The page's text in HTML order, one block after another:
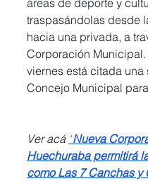
áreas de deporte y
traspasándolas desde
hacia una privada, a
Corporación
viernes está citada
Concejo Municipal
Ver acá “Nueva
Huechuraba permitirá
como Las 7 Canchas y